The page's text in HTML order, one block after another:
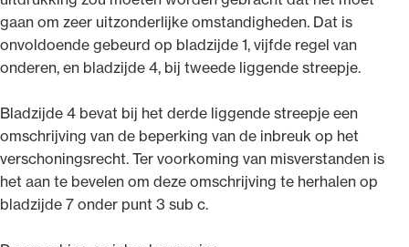
gaan om zeer uitzonderlijke omstandigheden. Dat is
onvoldoende gebeurd op bladzijde 1, vijfde regel van
onderen, en bladzijde 4, bij tweede liggende streepje.
Bladzijde 4 bevat bij het derde liggende streepje een
omschrijving van de beperking van de inbreuk op het
verschoningsrecht. Ter voorkoming van misverstanden is
het aan te bevelen om deze omschrijving te herhalen op
bladzijde 7 onder punt 3 sub c.